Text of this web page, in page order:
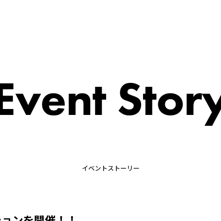
イベントストーリー